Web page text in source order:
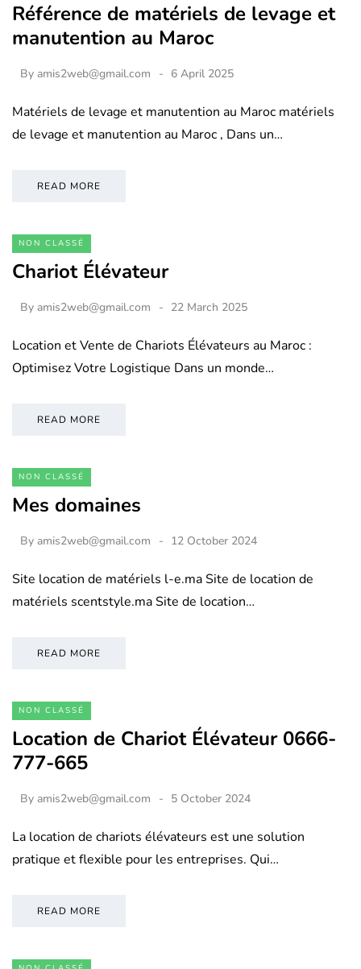
Référence de matériels de levage et
manutention au Maroc
By amis2web@gmail.com 6 April 2025
Matériels de levage et manutention au Maroc matériels
de levage et manutention au Maroc , Dans un…
READ MORE
NON CLASSÉ
Chariot Élévateur
By amis2web@gmail.com 22 March 2025
Location et Vente de Chariots Élévateurs au Maroc :
Optimisez Votre Logistique Dans un monde…
READ MORE
NON CLASSÉ
Mes domaines
By amis2web@gmail.com 12 October 2024
Site location de matériels l-e.ma Site de location de
matériels scentstyle.ma Site de location…
READ MORE
NON CLASSÉ
Location de Chariot Élévateur 0666-
777-665
By amis2web@gmail.com 5 October 2024
La location de chariots élévateurs est une solution
pratique et flexible pour les entreprises. Qui…
READ MORE